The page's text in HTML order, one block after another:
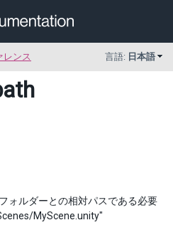
レンス 言語: 日本語
ォルダーとの相対パスである必要
MyScene.unity"